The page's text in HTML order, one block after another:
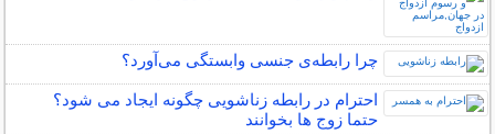
چرا رابطه‌ی جنسی وابستگی می‌آورد؟
احترام در رابطه زناشویی چگونه ایجاد می شود؟
حتما زوج ها بخوانند